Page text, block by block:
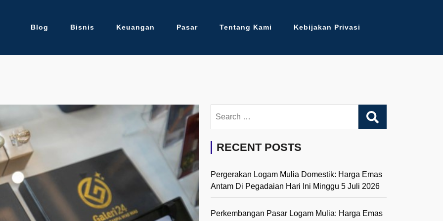
Blog Bisnis Keuangan Pasar Tentang Kami Kebijakan Privasi
for:
RECENT POSTS
Pergerakan Logam Mulia Domestik: Harga Emas
Antam Di Pegadaian Hari Ini Minggu 5 Juli 2026
Perkembangan Pasar Logam Mulia: Harga Emas